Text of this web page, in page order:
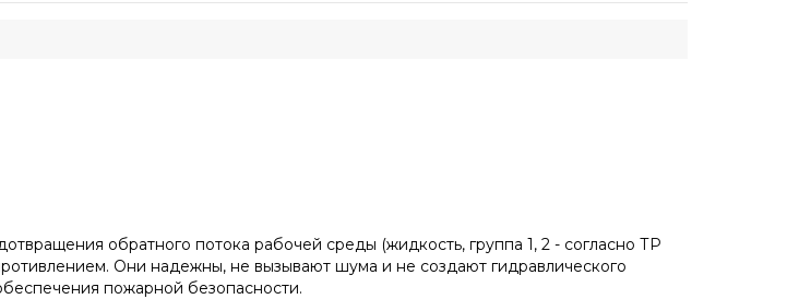
обратного потока рабочей среды (жидкость, группа 1, 2 - согласно ТР
Они надежны, не вызывают шума и не создают гидравлического
пожарной безопасности.